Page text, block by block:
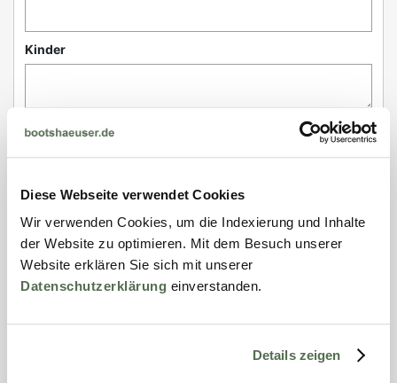
Diese Webseite verwendet Cookies
Wir verwenden Cookies, um die Indexierung und Inhalte
der Website zu optimieren. Mit dem Besuch unserer
Website erklären Sie sich mit unserer
Datenschutzerklärung einverstanden.
Details zeigen
Kinder
Haustiere
Kontakt
Anrede *